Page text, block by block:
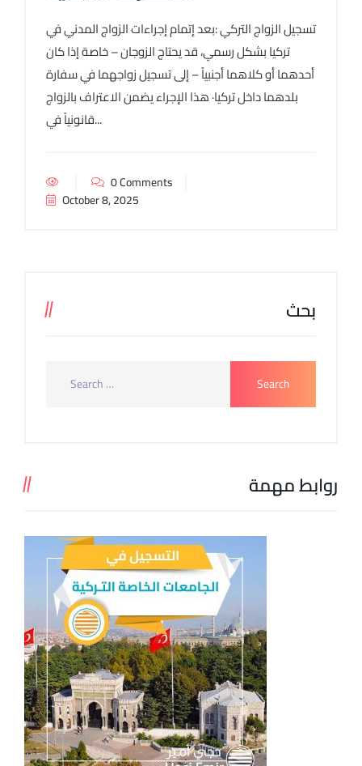
تسجيل الزواج التركي :بعد إتمام إجراءات الزواج المدني في
تركيا بشكل رسمي، قد يحتاج الزوجان – خاصة إذا كان
أحدهما أو كلاهما أجنبياً – إلى تسجيل زواجهما في سفارة
بلدهما داخل تركيا· هذا الإجراء يضمن الاعتراف بالزواج
قانونياً في...
0 Comments
October 8, 2025
بحث
روابط مهمة